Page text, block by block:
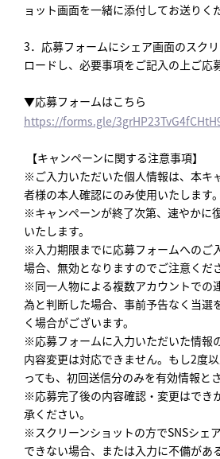
ョット画面を一緒に添付してお送りく
3．応募フォームにシェア画面のスク
ロードし、必要事項をご記入の上ご応
▼応募フォームはこちら
https://forms.gle/
【キャンペーンに関する注意事項】
※ご入力いただいた個人情報は、本キ
者様の本人確認にのみ使用いたします。
※キャンペーンが終了次第、速やかに
いたします。
※入力期限までに応募フォームへのご
場合、無効となりますのでご注意くだ
※同一人物による複数アカウントでの
為と判断した場合、事前予告なく当選
く場合がございます。
※応募フォームに入力いただいた情報
内容変更は対応できません。もし2度
っても、初回送信分のみを有効情報と
※応募完了後の内容確認・変更はでき
承ください。
※スクリーンショットの方でSNSシェ
できない場合、または入力に不備があ